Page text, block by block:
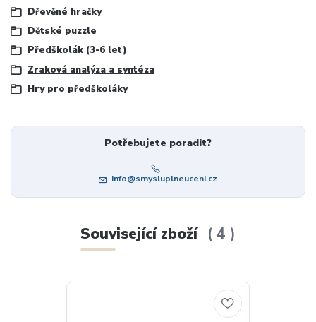
Dřevěné hračky
Dětské puzzle
Předškolák (3-6 let)
Zraková analýza a syntéza
Hry pro předškoláky
Potřebujete poradit?
info@smysluplneuceni.cz
Související zboží 4